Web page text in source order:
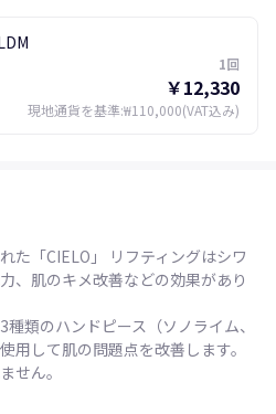
1回
￥12,330
現地通貨を基準:₩110,000(VAT込み)
た「CIELO」 リフティングはシワ
、肌のキメ改善などの効果があり
類のハンドピース（ソノライム、
用して肌の問題点を改善します。
せん。